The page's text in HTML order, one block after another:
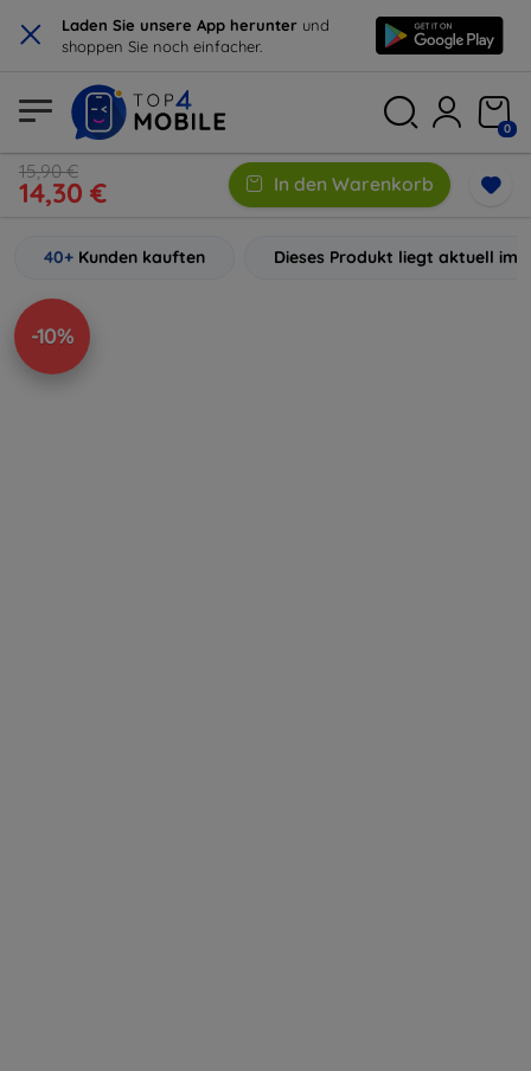
× Laden Sie unsere App herunter und
shoppen Sie noch einfacher.
0
15,90 €
14,30 € In den Warenkorb
40+ Kunden kauften Dieses Produkt liegt aktuell im
-10%